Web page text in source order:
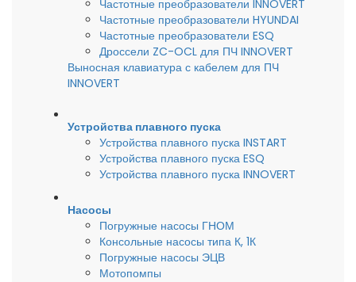
Частотные преобразователи INNOVERT
Частотные преобразователи HYUNDAI
Частотные преобразователи ESQ
Дроссели ZC-OCL для ПЧ INNOVERT
Выносная клавиатура с кабелем для ПЧ
INNOVERT
Устройства плавного пуска
Устройства плавного пуска INSTART
Устройства плавного пуска ESQ
Устройства плавного пуска INNOVERT
Насосы
Погружные насосы ГНОМ
Консольные насосы типа К, 1К
Погружные насосы ЭЦВ
Мотопомпы